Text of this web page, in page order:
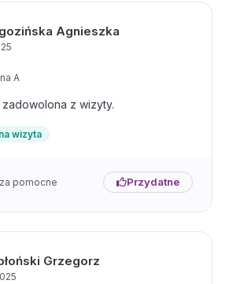
Agnieszka
A
z wizyty.
wizyta
pomocne Przydatne
Grzegorz